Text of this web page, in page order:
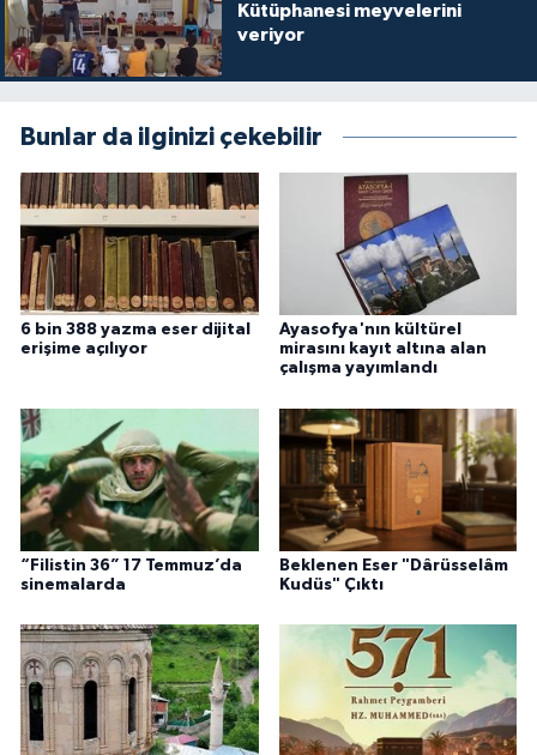
Kütüphanesi meyvelerini
veriyor
Bunlar da ilginizi çekebilir
6 bin 388 yazma eser dijital
erişime açılıyor
Ayasofya'nın kültürel
mirasını kayıt altına alan
çalışma yayımlandı
“Filistin 36” 17 Temmuz’da
sinemalarda
Beklenen Eser "Dârüsselâm
Kudüs" Çıktı
Uşak Müftülüğü
Yalova Müftülüğü
Yozgat Müftülüğü
Zonguldak Müftülüğü